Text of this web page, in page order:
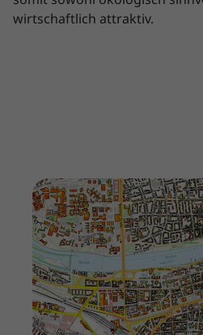
wirtschaftlich attraktiv.